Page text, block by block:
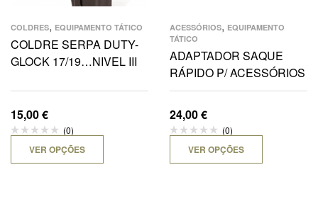
COLDRES, EQUIPAMENTO TÁTICO
COLDRE SERPA DUTY-
GLOCK 17/19…NIVEL III
15,00€
(0)
VER OPÇÕES
ACESSÓRIOS, EQUIPAMENTO
TÁTICO
ADAPTADOR SAQUE
RÁPIDO P/ ACESSÓRIOS
24,00€
(0)
VER OPÇÕES